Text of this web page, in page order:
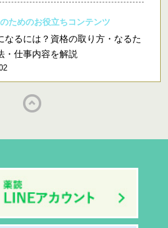
ためのお役立ちコンテンツ
なるには？資格の取り方・なるた
・仕事内容を解説